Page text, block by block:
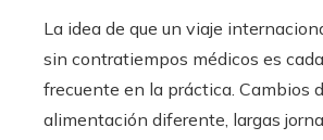
La idea de que un viaje
sin contratiempos médicos es
frecuente en la práctica. Cambios
alimentación diferente, largas